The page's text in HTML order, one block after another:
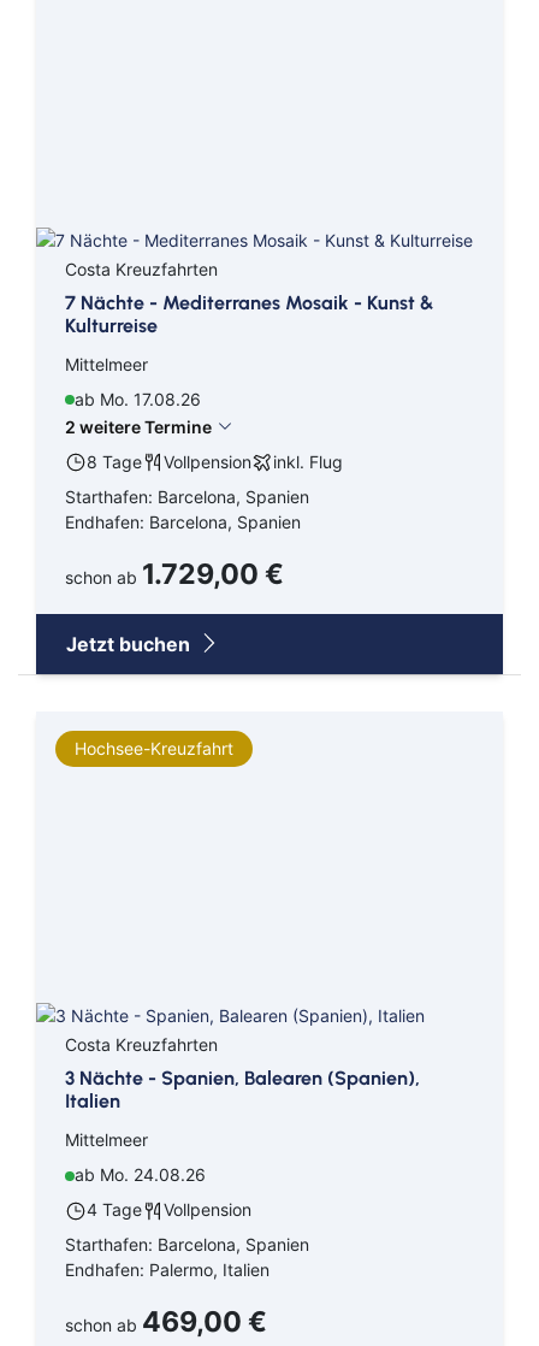
Costa Kreuzfahrten
7 Nächte - Mediterranes Mosaik - Kunst &
Kulturreise
Mittelmeer
ab Mo. 17.08.26
2 weitere Termine
8 Tage
Vollpension
inkl. Flug
Starthafen: Barcelona, Spanien
Endhafen: Barcelona, Spanien
schon ab 1.729,00 €
Jetzt buchen
Hochsee-Kreuzfahrt
Costa Kreuzfahrten
3 Nächte - Spanien, Balearen (Spanien),
Italien
Mittelmeer
ab Mo. 24.08.26
4 Tage
Vollpension
Starthafen: Barcelona, Spanien
Endhafen: Palermo, Italien
schon ab 469,00 €